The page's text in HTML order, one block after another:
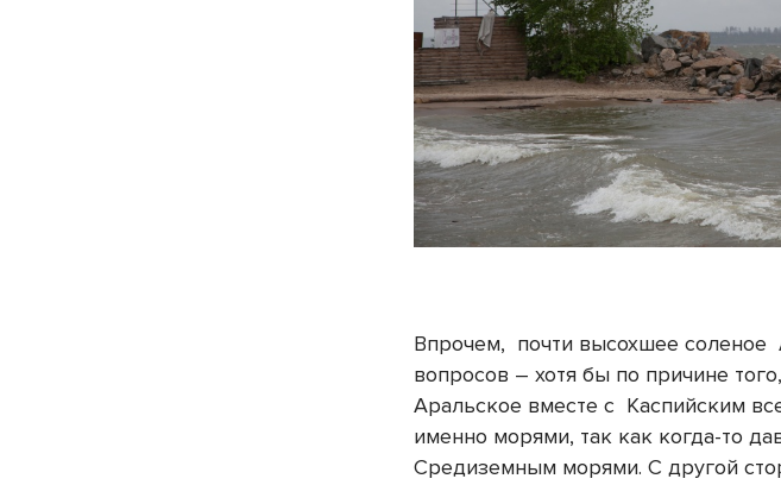
Впрочем, почти высохшее соленое
вопросов – хотя бы по причине
Аральское вместе с Каспийским
именно морями, так как когда-то
Средиземным морями.С другой